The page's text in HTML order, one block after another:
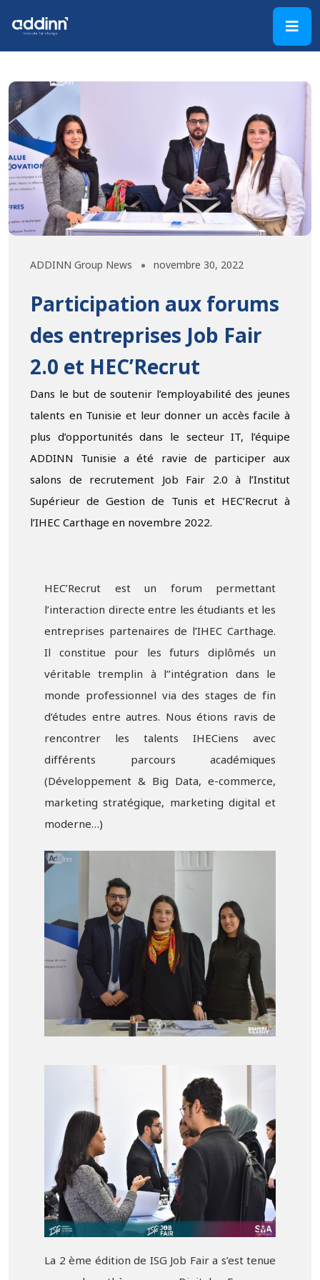
ADDINN Group News novembre 30, 2022
Participation aux forums
des entreprises Job Fair
2.0 et HEC’Recrut
Dans le but de soutenir l’employabilité des jeunes
talents en Tunisie et leur donner un accès facile à
plus d’opportunités dans le secteur IT, l’équipe
ADDINN Tunisie a été ravie de participer aux
salons de recrutement Job Fair 2.0 à l’Institut
Supérieur de Gestion de Tunis et HEC’Recrut à
l’IHEC Carthage en novembre 2022.
HEC’Recrut est un forum permettant
l’interaction directe entre les étudiants et les
entreprises partenaires de l’IHEC Carthage.
Il constitue pour les futurs diplômés un
véritable tremplin à l’’intégration dans le
monde professionnel via des stages de fin
d’études entre autres. Nous étions ravis de
rencontrer les talents IHECiens avec
différents parcours académiques
(Développement & Big Data, e-commerce,
marketing stratégique, marketing digital et
moderne…)
La 2 ème édition de ISG Job Fair a s’est tenue